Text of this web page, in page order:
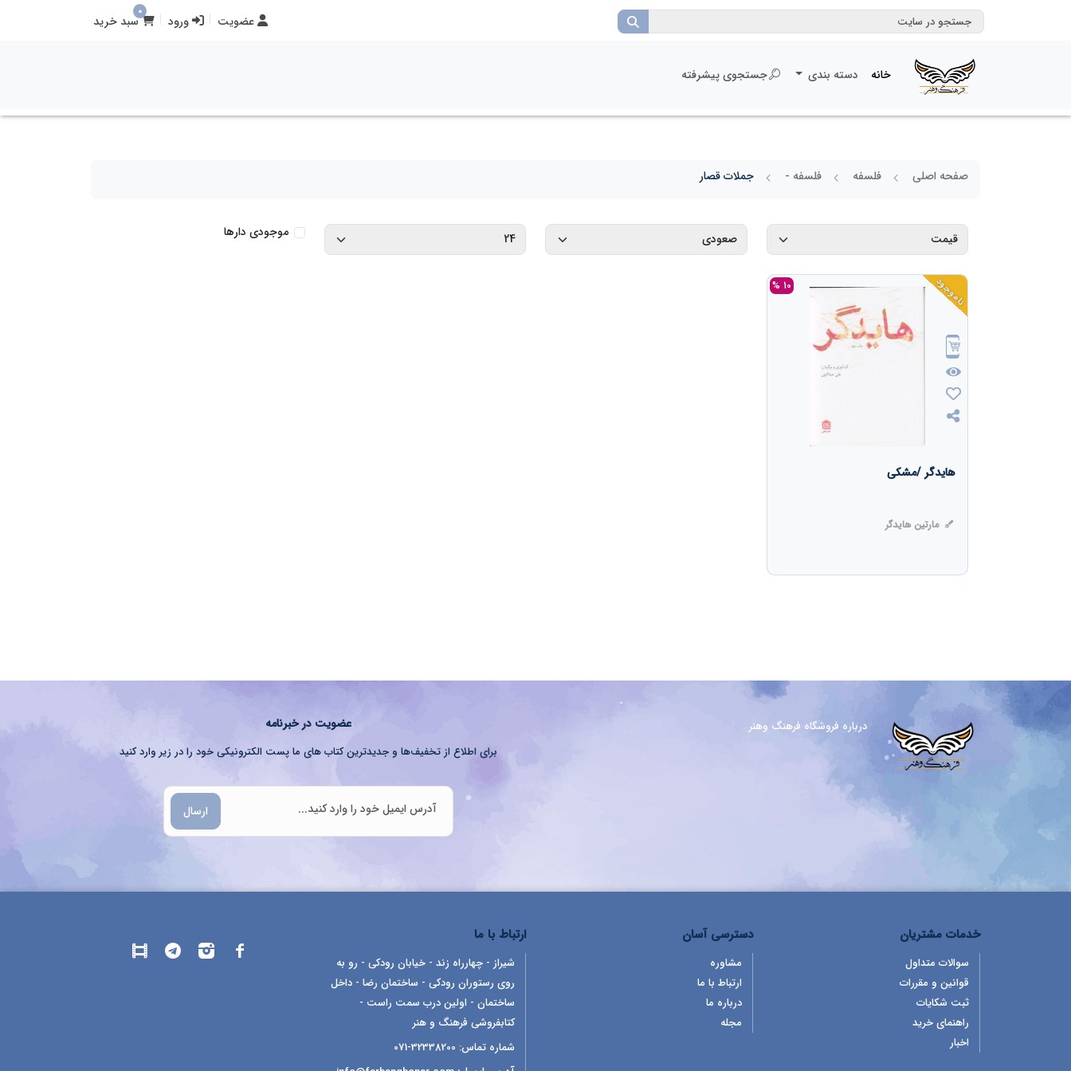
عضویت ورود
0
سبد خرید
خانه دسته بندی جستجوی پیشرفته
صفحه اصلی فلسفه فلسفه - جملات قصار
موجودی دارها
ناموجود 10 %
هایدگر /مشکی
مارتین هایدگر
درباره فروشگاه فرهنگ وهنر عضویت در خبرنامه
برای اطلاع از تخفیف‌ها و جدیدترین کتاب های ما پست الکترونیکی خود را در زیر وارد کنید
ارسال
خدمات مشتریان
سوالات متداول
قوانین و مقررات
ثبت شکایات
راهنمای خرید
اخبار
دسترسی آسان
مشاوره
ارتباط با ما
درباره ما
مجله
ارتباط با ما
شیراز - چهارراه زند - خیابان رودکی - رو به
روی رستوران رودکی - ساختمان رضا - داخل
ساختمان - اولین درب سمت راست -
کتابفروشی فرهنگ و هنر
شماره تماس: 32338200-071